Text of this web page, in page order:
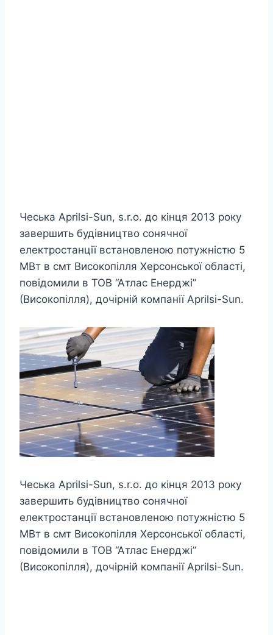
Чеська Aprilsi-Sun, s.r.o. до кінця 2013 року
завершить будівництво сонячної
електростанції встановленою потужністю 5
МВт в смт Високопілля Херсонської області,
повідомили в ТОВ “Атлас Енерджі”
(Високопілля), дочірній компанії Aprilsi-Sun.
Чеська Aprilsi-Sun, s.r.o. до кінця 2013 року
завершить будівництво сонячної
електростанції встановленою потужністю 5
МВт в смт Високопілля Херсонської області,
повідомили в ТОВ “Атлас Енерджі”
(Високопілля), дочірній компанії Aprilsi-Sun.